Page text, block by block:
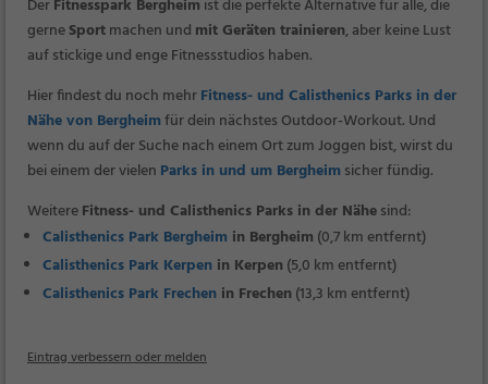
DerFitnesspark Bergheim ist die perfekte Alternative für alle, die
gerneSportmachen und mit Geräten trainieren, aber keine Lust
auf stickige und enge Fitnessstudios haben.
Hier findest du noch mehrFitness- und Calisthenics Parks in der
Nähe von Bergheimfür dein nächstes Outdoor-Workout. Und
wenn du auf der Suche nach einem Ort zum Joggen bist, wirst du
bei einem der vielen Parks in und um Bergheim sicher fündig.
WeitereFitness- und Calisthenics Parks in der Nähesind:
Calisthenics Park Bergheim in Bergheim (0,7 km entfernt)
Calisthenics Park Kerpen in Kerpen (5,0 km entfernt)
Calisthenics Park Frechen in Frechen (13,3 km entfernt)
Eintrag verbessern oder melden